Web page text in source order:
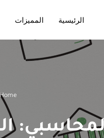
الرئيسية المميزات